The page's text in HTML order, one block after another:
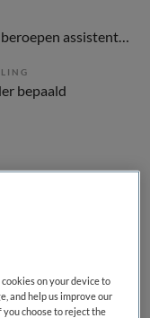
Overige beroepen assistenten
bepaald
Meander Medisch
on your device to
and help us improve our
choose to reject the